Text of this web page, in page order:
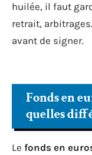
huilée, il faut
retrait,
avant de signer.
Fonds en
quelles
Le fonds en